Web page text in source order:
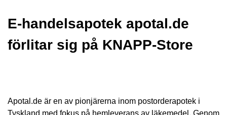
E-handelsapotek apotal.de
förlitar sig på KNAPP-Store
Apotal.de är en av pionjärerna inom postorderapotek i
Tyskland med fokus på hemleverans av läkemedel. Genom